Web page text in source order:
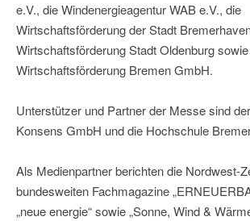
e.V., die Windenergieagentur WAB e.V., die
Wirtschaftsförderung der Stadt
Wirtschaftsförderung Stadt Oldenburg
Wirtschaftsförderung Bremen GmbH.
Unterstützer und Partner der Messe sind
Konsens GmbH und die Hochschule
Als Medienpartner berichten die Nordwest-
bundesweiten Fachmagazine
„neue energie“ sowie „Sonne, Wind &